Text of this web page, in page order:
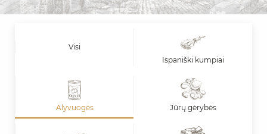
Visi
Ispaniški kumpiai
Alyvuogės Jūrų gėrybės